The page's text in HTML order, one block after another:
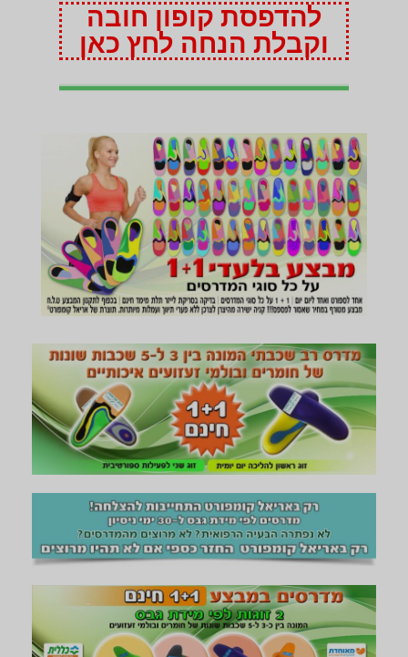
להדפסת קופון חובה
וקבלת הנחה לחץ כאן